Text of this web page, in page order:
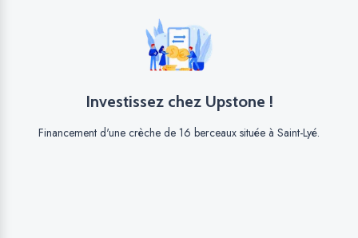
Investissez chez Upstone !
Financement d'une crèche de 16 berceaux située à Saint-Lyé.